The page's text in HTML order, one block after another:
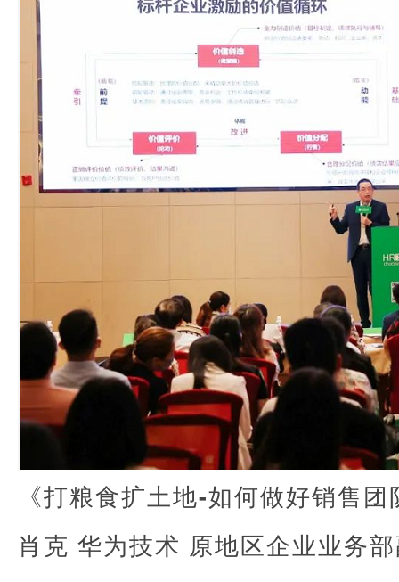
《打粮食扩土地-如何做好销售
肖克 华为技术 原地区企业业务